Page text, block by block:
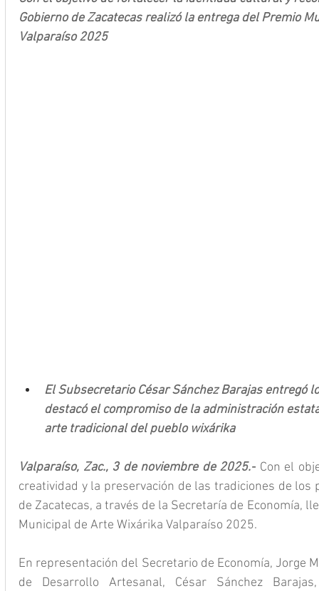
Gobierno de Zacatecas realizó la entrega del Premio
Valparaíso 2025
El Subsecretario César Sánchez Barajas entregó
destacó el compromiso de la administración
arte tradicional del pueblo wixárika
Valparaíso, Zac., 3 de noviembre de 2025.- Con el
creatividad y la preservación de las tradiciones de los
de Zacatecas, a través de la Secretaría de Economía,
Municipal de Arte Wixárika Valparaíso 2025.
En representación del Secretario de Economía, Jorge
de Desarrollo Artesanal, César Sánchez